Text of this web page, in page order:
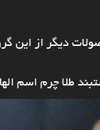
دیگر از این
طلا چرم اسم